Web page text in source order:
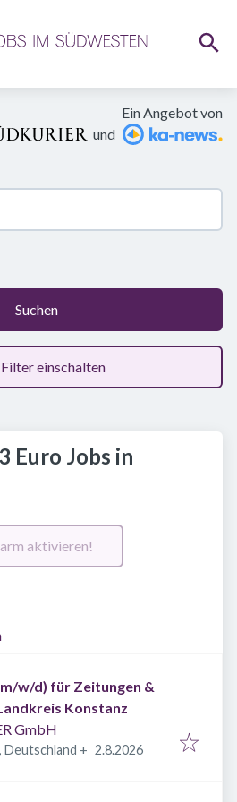
Ein Angebot von
und
Suchen
Filter einschalten
Euro Jobs in
aktivieren!
w/d) für Zeitungen &
Konstanz
GmbH
Deutschland + Veröffentlicht
2.8.2026